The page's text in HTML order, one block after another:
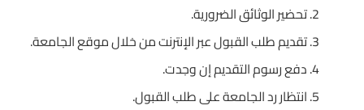
تحضير الوثائق الضرورية.
تقديم طلب القبول عبر الإنترنت من خلال موقع الجامعة.
دفع رسوم التقديم إن وجدت.
انتظار رد الجامعة على طلب القبول.